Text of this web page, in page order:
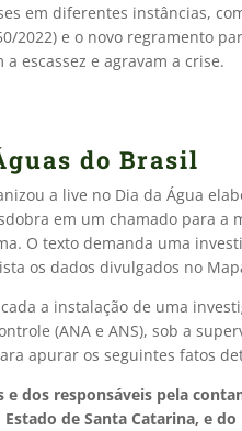
em diferentes instâncias,
2022) e o novo regramento
a escassez e agravam a crise.
do Brasil
a live no Dia da Água
em um chamado para a
O texto demanda uma
os dados divulgados no
a instalação de uma
(ANA e ANS), sob a
apurar os seguintes fatos
e dos responsáveis pela
de Santa Catarina, e do